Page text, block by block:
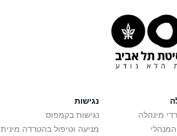
מינהלה
נגישות
נגישות בקמפוס
מניעה וטיפול בהטרדה מינית